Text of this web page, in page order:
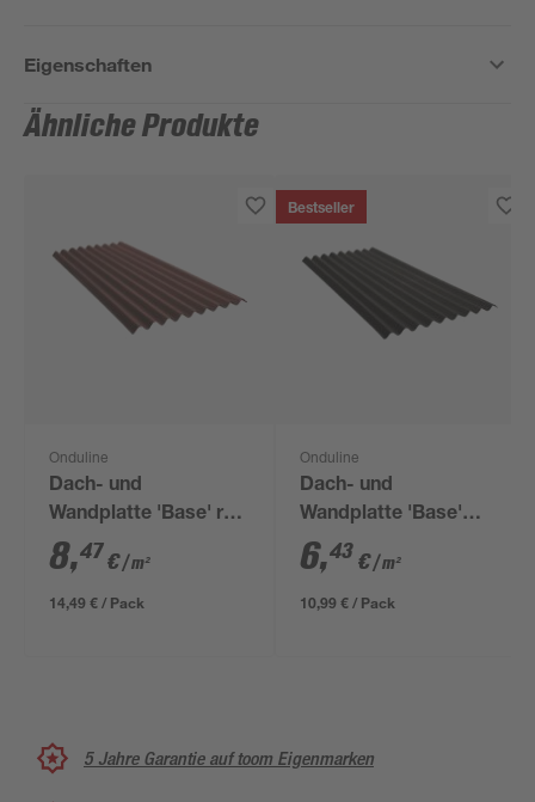
Eigenschaften
Ähnliche Produkte
Onduline
Dach- und
Wandplatte 'Base' rot
200 x 85,5 x 0,26 cm
8,47€/ m²
14,49 € / Pack
Bestseller
Onduline
Dach- und
Wandplatte 'Base'
schwarz 200 x 85,5 x
0,26 cm
6,43 €/ m²
10,99 € / Pack
5 Jahre Garantie auf toom Eigenmarken